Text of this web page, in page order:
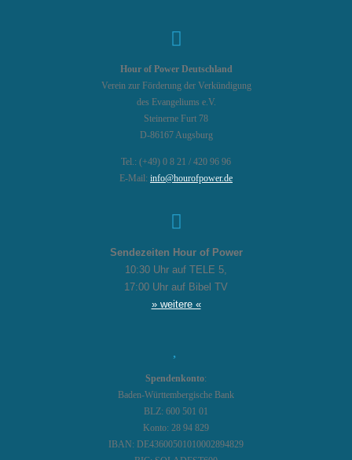
Hour of Power Deutschland
Verein zur Förderung der Verkündigung
des Evangeliums e.V.
Steinerne Furt 78
D-86167 Augsburg
Tel.: (+49) 0 8 21 / 420 96 96
E-Mail: info@hourofpower.de
Sendezeiten Hour of Power
10:30 Uhr auf TELE 5,
17:00 Uhr auf Bibel TV
» weitere «
Spendenkonto:
Baden-Württembergische Bank
BLZ: 600 501 01
Konto: 28 94 829
IBAN: DE43600501010002894829